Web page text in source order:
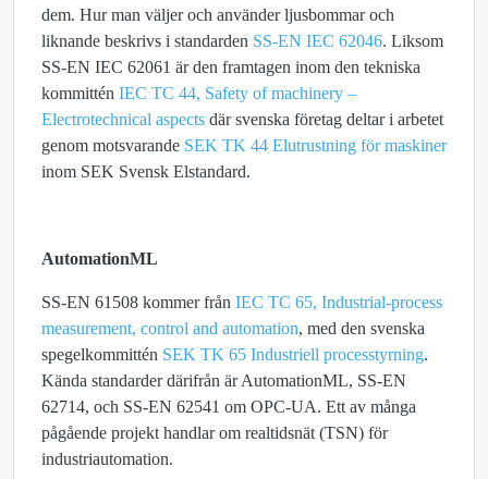
dem. Hur man väljer och använder ljusbommar och
liknande beskrivs i standarden SS‑EN IEC 62046. Liksom
SS‑EN IEC 62061 är den framtagen inom den tekniska
kommittén IEC TC 44, Safety of machinery –
Electrotechnical aspects där svenska företag deltar i arbetet
genom motsvarande SEK TK 44 Elutrustning för maskiner
inom SEK Svensk Elstandard.
AutomationML
SS-EN 61508 kommer från IEC TC 65, Industrial-process
measurement, control and automation, med den svenska
spegelkommittén SEK TK 65 Industriell processtyrning.
Kända standarder därifrån är AutomationML, SS‑EN
62714, och SS‑EN 62541 om OPC-UA. Ett av många
pågående projekt handlar om realtidsnät (TSN) för
industriautomation.